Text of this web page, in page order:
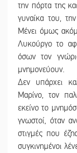
την πόρτα της
γυναίκα του,
Μένει όμως
Λυκούργο το
όσων τον
μνημονεύουν.
Δεν υπάρχει
Μαρίνο, τον
εκείνο το
γνωστοί, όταν
στιγμές που
συγκινημένοι